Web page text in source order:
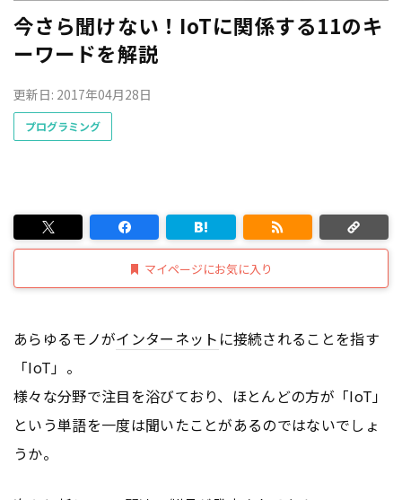
今さら聞けない！IoTに関係する11のキ
ーワードを解説
更新日: 2017年04月28日
プログラミング
マイページにお気に入り
あらゆるモノがインターネット に接続されることを指す
「IoT」。
様々な分野で注目を浴びており、ほとんどの方が「IoT」
という単語を一度は聞いたことがあるのではないでしょ
うか。